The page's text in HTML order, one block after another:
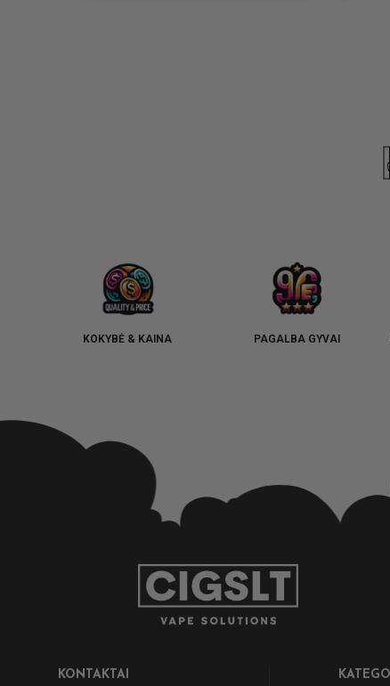
KOKYBĖ & KAINA PAGALBA GYVAI
KONTAKTAI